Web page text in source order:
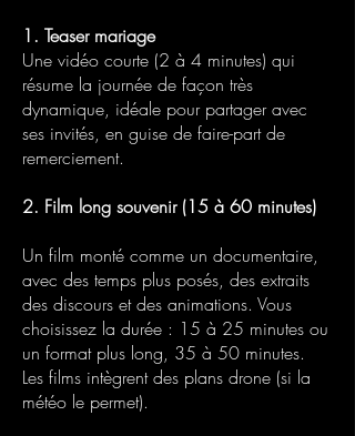
1. Teaser mariage
Une vidéo courte (2 à 4 minutes) qui
résume la journée de façon très
dynamique, idéale pour partager avec
ses invités, en guise de faire-part de
remerciement.
2. Film long souvenir (15 à 60 minutes)
Un film monté comme un documentaire,
avec des temps plus posés, des extraits
des discours et des animations. Vous
choisissez la durée : 15 à 25 minutes ou
un format plus long, 35 à 50 minutes.
Les films intègrent des plans drone (si la
météo le permet).